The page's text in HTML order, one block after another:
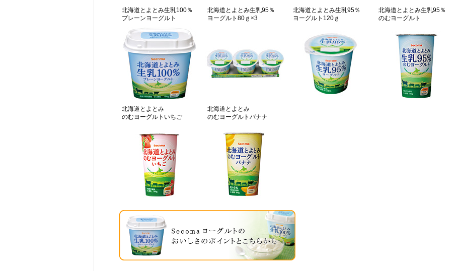
北海道とよとみ生乳100％
プレーンヨーグルト
北海道とよとみ生乳95％
ヨーグルト80ｇ×3
北海道とよとみ生乳95％
ヨーグルト120ｇ
北海道とよとみ生乳95％
のむヨーグルト
北海道とよとみ
のむヨーグルトいちご
北海道とよとみ
のむヨーグルトバナナ